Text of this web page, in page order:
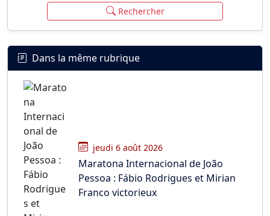
Rechercher
Dans la même rubrique
jeudi 6 août 2026
Maratona Internacional de João
Pessoa : Fábio Rodrigues et Mirian
Franco victorieux